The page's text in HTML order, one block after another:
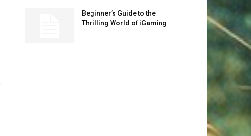
Beginner’s Guide to the
Thrilling World of iGaming